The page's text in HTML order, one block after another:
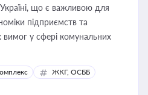
що є важливою для
підприємств та
у сфері комунальних
ЖКГ, ОСББ